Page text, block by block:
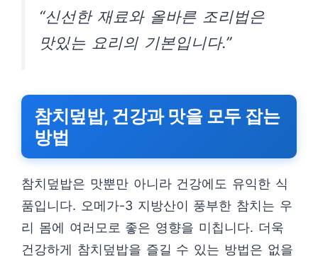
“신선한 재료와 올바른 조리법은
맛있는 요리의 기본입니다.”
참치덮밥, 건강과 맛을 모두 잡는
방법
참치덮밥은 맛뿐만 아니라 건강에도 유익한 식
품입니다. 오메가-3 지방산이 풍부한 참치는 우
리 몸에 여러모로 좋은 영향을 미칩니다. 더욱
건강하게 참치덮밥을 즐길 수 있는 방법은 없을